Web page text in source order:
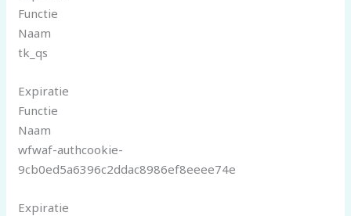
Functie
Naam
tk_qs
Expiratie
Functie
Naam
wfwaf-authcookie-
9cb0ed5a6396c2ddac8986ef8eeee74e
Expiratie